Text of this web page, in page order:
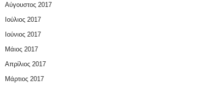
Αύγουστος 2017
Ιούλιος 2017
Ιούνιος 2017
Μάιος 2017
Απρίλιος 2017
Μάρτιος 2017